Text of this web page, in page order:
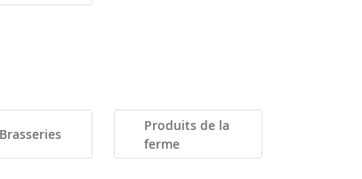
Brasseries
Produits de la
ferme